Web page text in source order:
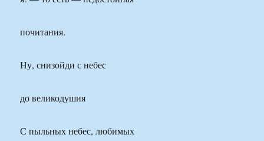
почитания.
Ну, снизойди с небес
до великодушия
С пыльных небес, любимых